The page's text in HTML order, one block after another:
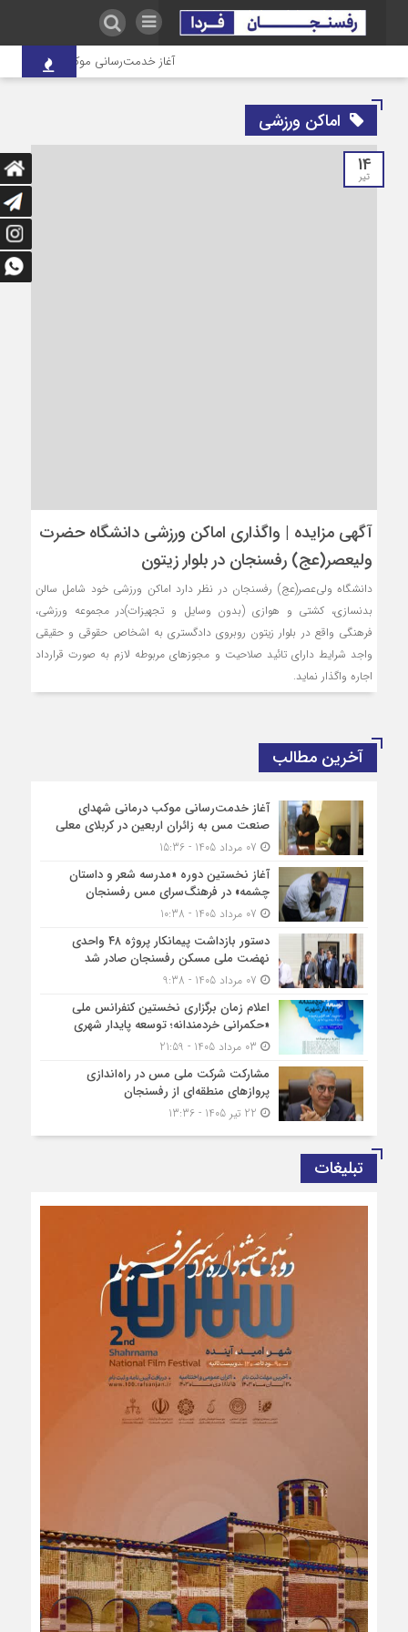
آغاز خدمت‌رسانی موکب درمانی
اماکن ورزشی
14
تیر
آگهی مزایده | واگذاری اماکن ورزشی دانشگاه حضرت
ولیعصر(عج) رفسنجان در بلوار زیتون
دانشگاه ولی‌عصر(عج) رفسنجان در نظر دارد اماکن ورزشی خود شامل سالن
بدنسازی، کشتی و هوازی (بدون وسایل و تجهیزات)در مجموعه ورزشی،
فرهنگی واقع در بلوار زیتون روبروی دادگستری به اشخاص حقوقی و حقیقی
واجد شرایط دارای تائید صلاحیت و مجوزهای مربوطه لازم به صورت قرارداد
اجاره واگذار نماید.
آخرین مطالب
آغاز خدمت‌رسانی موکب درمانی شهدای
صنعت مس به زائران اربعین در کربلای معلی
آغاز نخستین دوره «مدرسه شعر و داستان
چشمه» در فرهنگ‌سرای مس رفسنجان
دستور بازداشت پیمانکار پروژه ۴۸ واحدی
نهضت ملی مسکن رفسنجان صادر شد
اعلام زمان برگزاری نخستین کنفرانس ملی
«حکمرانی خردمندانه؛ توسعه پایدار شهری
مشارکت شرکت ملی مس در راه‌اندازی
پروازهای منطقه‌ای از رفسنجان
تبلیغات